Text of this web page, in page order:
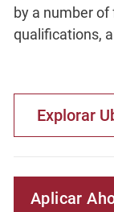
by a number
qualifications,
Explorar
Aplicar